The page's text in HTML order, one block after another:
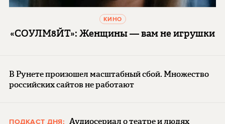
КИНО
«СОУЛМ8ЙТ»: Женщины — вам не игрушки
В Рунете произошел масштабный сбой. Множество
российских сайтов не работают
ПОДКАСТ ДНЯ: Аудиосериал о театре и людях